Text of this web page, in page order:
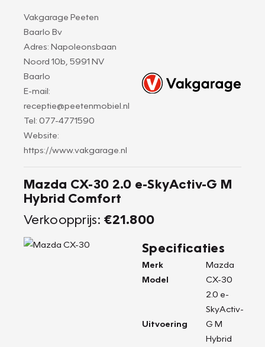
Vakgarage Peeten
Baarlo Bv
Adres: Napoleonsbaan
Noord 10b, 5991 NV
Baarlo
E-mail:
receptie@peetenmobiel.nl
Tel: 077-4771590
Website:
https://www.vakgarage.nl
Mazda CX-30 2.0 e-SkyActiv-G M
Hybrid Comfort
Verkoopprijs: €21.800
Specificaties
Merk
Mazda
Model
CX-30
Uitvoering
2.0 e-
SkyActiv-
G M
Hybrid